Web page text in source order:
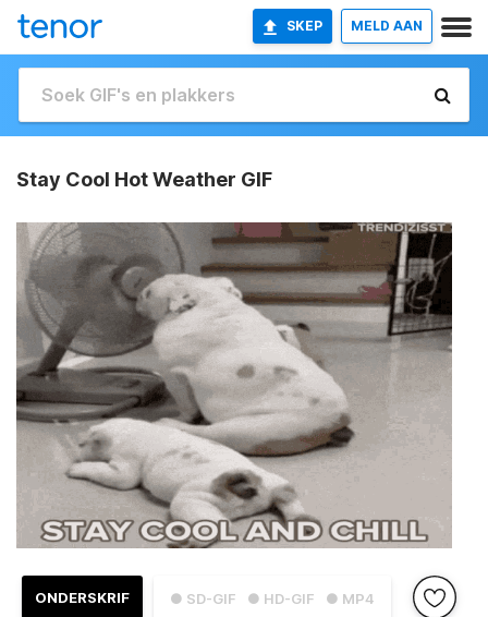
SKEP MELD AAN
Stay Cool Hot Weather GIF
● SD-GIF ● HD-GIF ● MP4
ONDERSKRIF